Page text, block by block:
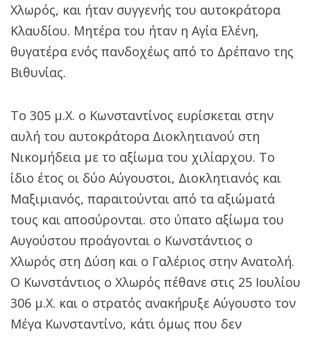
Χλωρός, και ήταν συγγενής του αυτοκράτορα
Κλαυδίου. Μητέρα του ήταν η Αγία Ελένη,
θυγατέρα ενός πανδοχέως από το Δρέπανο της
Βιθυνίας.
Το 305 μ.Χ. ο Κωνσταντίνος ευρίσκεται στην
αυλή του αυτοκράτορα Διοκλητιανού στη
Νικομήδεια με το αξίωμα του χιλίαρχου. Το
ίδιο έτος οι δύο Αύγουστοι, Διοκλητιανός και
Μαξιμιανός, παραιτούνται από τα αξιώματά
τους και αποσύρονται. στο ύπατο αξίωμα του
Αυγούστου προάγονται ο Κωνστάντιος ο
Χλωρός στη Δύση και ο Γαλέριος στην Ανατολή.
Ο Κωνστάντιος ο Χλωρός πέθανε στις 25 Ιουλίου
306 μ.Χ. και ο στρατός ανακήρυξε Αύγουστο τον
Μέγα Κωνσταντίνο, κάτι όμως που δεν